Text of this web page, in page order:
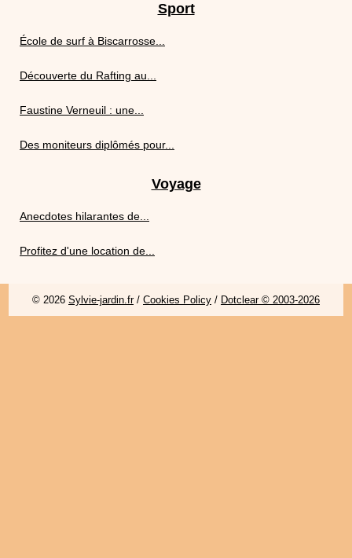
Sport
École de surf à Biscarrosse...
Découverte du Rafting au...
Faustine Verneuil : une...
Des moniteurs diplômés pour...
Voyage
Anecdotes hilarantes de...
Profitez d'une location de...
© 2026 Sylvie-jardin.fr/ Cookies Policy / Dotclear © 2003-2026